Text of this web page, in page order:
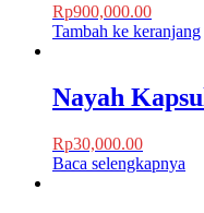
Rp900,000.00
Tambah ke keranjang
Nayah
Rp30,000.00
Baca selengkapnya